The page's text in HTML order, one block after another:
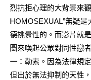
烈抗拒心理的大背景來
HOMOSEXUAL”無疑
德挑釁性的。而影片就
圖來喚起公眾對同性戀
一：勒索。因為法律規
但出於無法抑制的天性